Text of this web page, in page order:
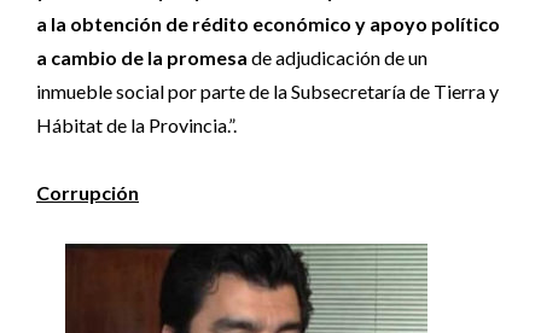
a la obtención de rédito económico y apoyo político
a cambio de la promesa de adjudicación de un
inmueble social por parte de la Subsecretaría de Tierra y
Hábitat de la Provincia.”.
Corrupción